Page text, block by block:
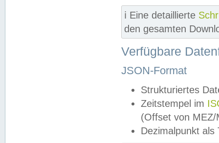
ℹ️ Eine detaillierte
den gesamten
Verfügbare
JSON-Format
Strukturiertes
Zeitstempel im
(Offset von MEZ/
Dezimalpunkt als